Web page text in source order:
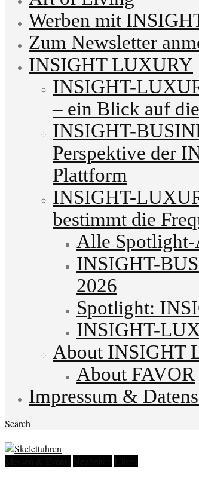
Werben mit
Zum Newsletter
INSIGHT LUXURY
INSIGHT-
– ein Blick auf
INSIGHT-
Perspektive der
Plattform
INSIGHT-
bestimmt die
Alle Spotlight-
INSIGHT-
2026
Spotlight:
INSIGHT-
About INSIGHT
About FAVOR
Impressum &
Search